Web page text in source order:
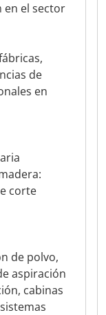
en el sector
de
en
corte
de polvo,
aspiración
cabinas